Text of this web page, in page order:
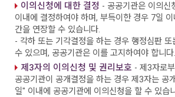
이의신청에 대한 결정 - 공공기관은 이의신
이내에 결정하여야 하며, 부득이한 경우 7일 이
간을 연장할 수 있습니다.
- 각하 또는 기각결정을 하는 경우 행정심판
수 있으며, 공공기관은 이를 고지하여야 합니다.
제3자의 이의신청 및 권리보호 - 제3자로
공공기관이 공개결정을 하는 경우 제3자는 공
일" 이내에 공공기관에 이의신청을 할 수 있습